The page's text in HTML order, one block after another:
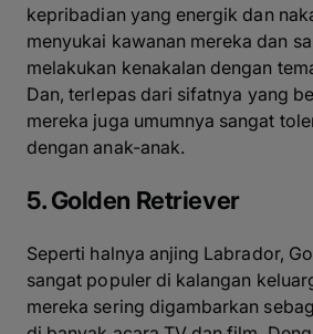
kepribadian yang energik dan
menyukai kawanan mereka dan
melakukan kenakalan dengan
Dan, terlepas dari sifatnya yang
mereka juga umumnya sangat
dengan anak-anak.
5. Golden Retriever
Seperti halnya anjing Labrador,
sangat populer di kalangan
mereka sering digambarkan